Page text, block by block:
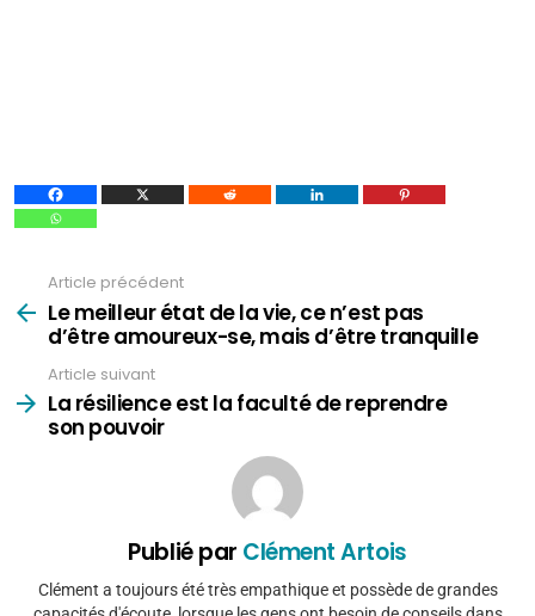
plus
Article précédent
Le meilleur état de la vie, ce n’est pas
d’être amoureux-se, mais d’être tranquille
Article suivant
La résilience est la faculté de reprendre
son pouvoir
Publié par Clément Artois
Clément a toujours été très empathique et possède de grandes